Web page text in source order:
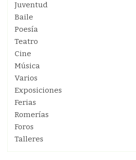
Juventud
Baile
Poesía
Teatro
Cine
Música
Varios
Exposiciones
Ferias
Romerías
Foros
Talleres